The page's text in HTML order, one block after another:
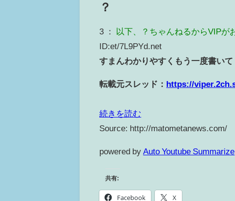
？
3 ： 以下、？ちゃんねるからVIPが
ID:et/7L9PYd.net
すまんわかりやすくもう一度書いて
転載元スレッド： https://
続きを読む
Source: http://matometanews.com/
powered by Auto Youtube Summarize
共有:
Facebook X